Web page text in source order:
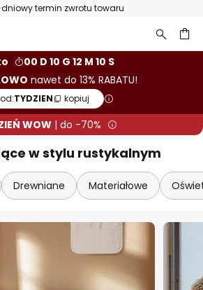
termin zwrotu towaru
00 D 10 G 12 M 09 S
nawet do 13% RABATU!
TYDZIEN kopiuj
WOW| do -70%
w stylu rustykalnym
Drewniane Materiałowe
Dodatkowo do 13%
rabatu!
RABATUod 399 zł
RABATUod 699 zł
TYDZIEN kopiuj
wykluczeni z promocji